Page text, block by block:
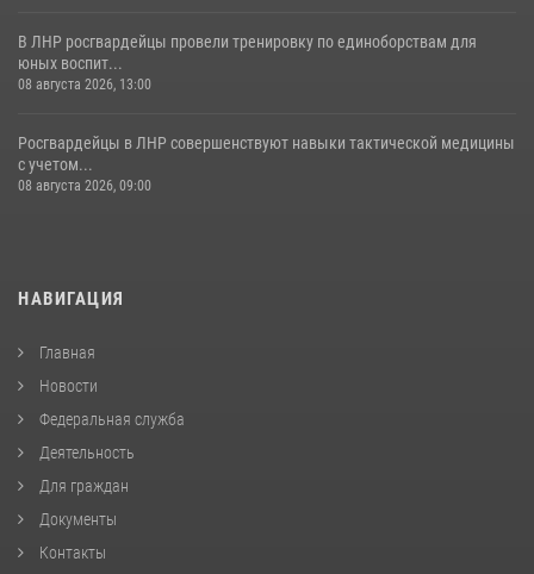
В ЛНР росгвардейцы провели тренировку по единоборствам для
юных воспит...
08 августа 2026, 13:00
Росгвардейцы в ЛНР совершенствуют навыки тактической медицины
с учетом...
08 августа 2026, 09:00
НАВИГАЦИЯ
Главная
Новости
Федеральная служба
Деятельность
Для граждан
Документы
Контакты